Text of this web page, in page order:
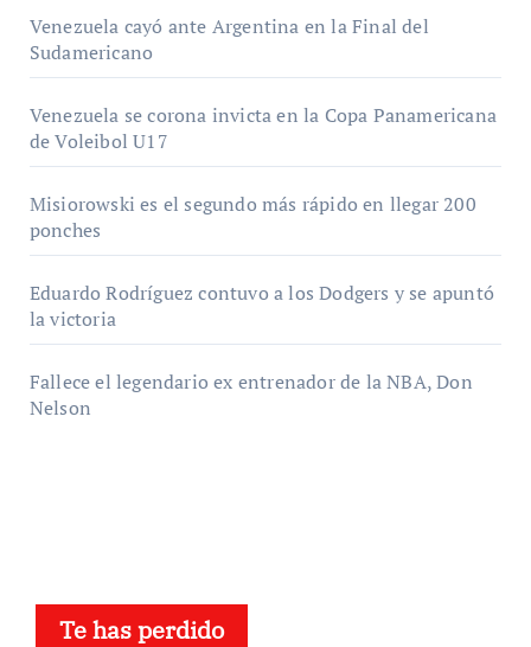
Venezuela cayó ante Argentina en la Final del
Sudamericano
Venezuela se corona invicta en la Copa Panamericana
de Voleibol U17
Misiorowski es el segundo más rápido en llegar 200
ponches
Eduardo Rodríguez contuvo a los Dodgers y se apuntó
la victoria
Fallece el legendario ex entrenador de la NBA, Don
Nelson
Te has perdido